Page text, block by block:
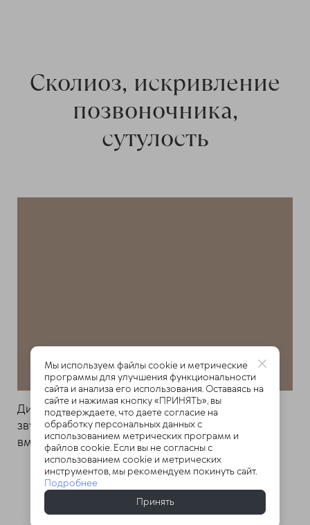
Сколиоз, искривление
позвоночника,
сутулость
Диспластический сколиоз 3-й степени — часто
звучит как приговор к оперативному
вмешательству.
История болезни
Мы используем файлы cookie и метрические
программы для улучшения функциональности
сайта и анализа его использования. Оставаясь на
сайте и нажимая кнопку «ПРИНЯТЬ», вы
подтверждаете, что даете согласие на
обработку персональных данных с
использованием метрических программ и
файлов cookie. Если вы не согласны с
использованием cookie и метрических
инструментов, мы рекомендуем покинуть сайт.
Подробнее
Принять